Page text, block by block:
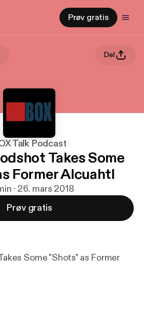
Prøv gratis
Del
Talk Podcast
Takes Some
Former Alcuahtl
· 26. mars 2018
Prøv gratis
Some "Shots" as Former